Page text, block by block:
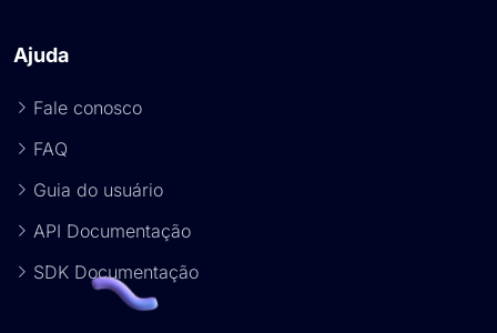
Ajuda
Fale conosco
FAQ
Guia do usuário
API Documentação
SDK Documentação